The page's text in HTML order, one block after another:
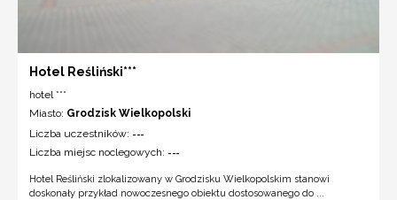
Hotel Reśliński***
hotel ***
Miasto: Grodzisk Wielkopolski
Liczba uczestników: ---
Liczba miejsc noclegowych: ---
Hotel Reśliński zlokalizowany w Grodzisku Wielkopolskim stanowi
doskonały przykład nowoczesnego obiektu dostosowanego do ...